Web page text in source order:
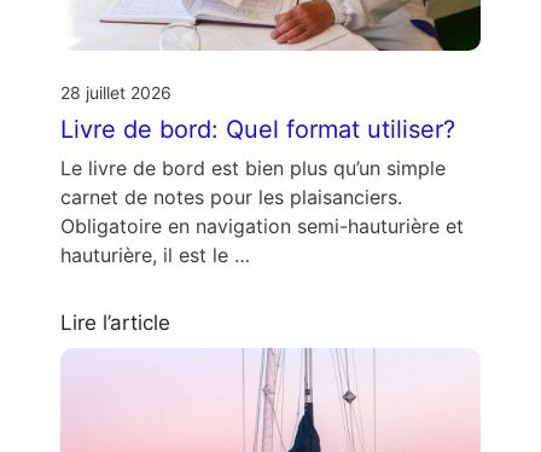
28 juillet 2026
Livre de bord: Quel format utiliser?
Le livre de bord est bien plus qu’un simple
carnet de notes pour les plaisanciers.
Obligatoire en navigation semi-hauturière et
hauturière, il est le …
Lire l’article